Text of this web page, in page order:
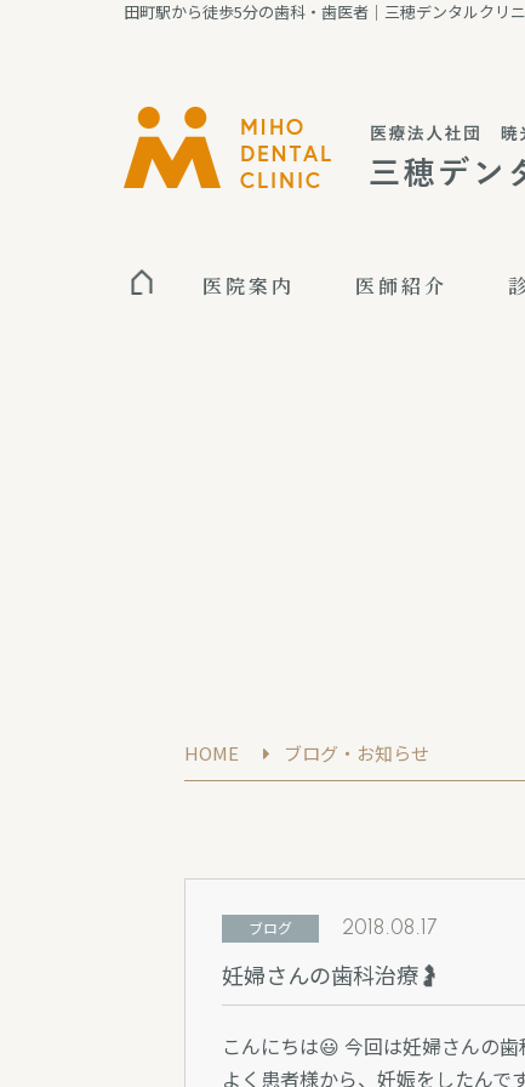
田町駅から徒歩5分の歯科・歯医者｜三穂デンタルクリ
医院案内 医師紹介
HOME ブログ・お知らせ
ブログ 2018.08.17
妊婦さんの歯科治療🤰
こんにちは😃 今回は妊婦さんの
よく患者様から、妊娠をしたん